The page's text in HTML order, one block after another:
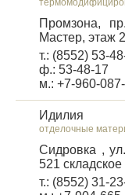
Промзона,
Мастер, этаж
т.: (8552) 53-
ф.: 53-48-17
м.: +7-960-
Идилия
отделочные
Сидровка ,
521
т.: (8552) 31-